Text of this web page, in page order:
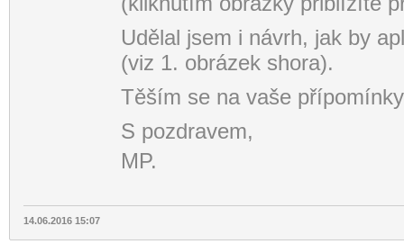
Udělal jsem i návrh, jak by
(viz 1. obrázek shora).
Těším se na vaše
S pozdravem,
MP.
14.06.2016 15:07